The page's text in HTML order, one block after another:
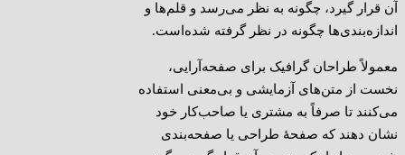
آن قرار گیرد، چگونه به نظر می‌رسد و قلم‌ها و
اندازه‌بندی‌ها چگونه در نظر گرفته شده‌است.
معمولاً طراحان گرافیک برای صفحه‌آرایی،
نخست از متن‌های آزمایشی و بی‌معنی استفاده
می‌کنند تا صرفاً به مشتری یا صاحب‌کار خود
نشان دهند که صفحهٔ طراحی یا صفحه‌بندی